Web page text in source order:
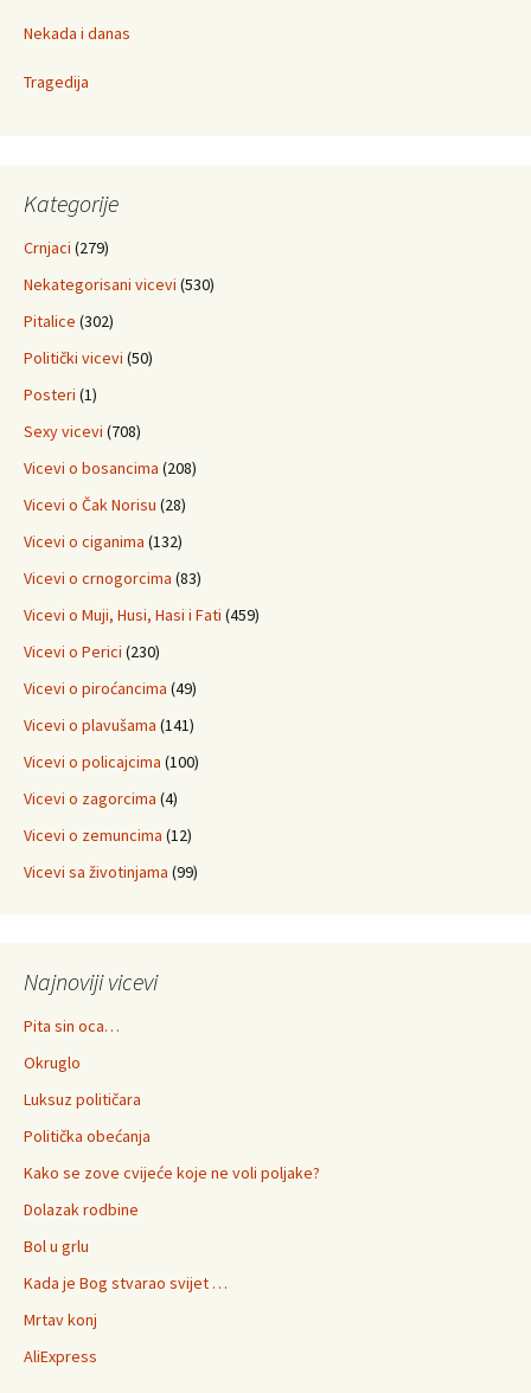
Nekada i danas
Tragedija
Kategorije
Crnjaci (279)
Nekategorisani vicevi (530)
Pitalice (302)
Politički vicevi (50)
Posteri (1)
Sexy vicevi (708)
Vicevi o bosancima (208)
Vicevi o Čak Norisu (28)
Vicevi o ciganima (132)
Vicevi o crnogorcima (83)
Vicevi o Muji, Husi, Hasi i Fati (459)
Vicevi o Perici (230)
Vicevi o piroćancima (49)
Vicevi o plavušama (141)
Vicevi o policajcima (100)
Vicevi o zagorcima (4)
Vicevi o zemuncima (12)
Vicevi sa životinjama (99)
Najnoviji vicevi
Pita sin oca…
Okruglo
Luksuz političara
Politička obećanja
Kako se zove cvijeće koje ne voli poljake?
Dolazak rodbine
Bol u grlu
Kada je Bog stvarao svijet …
Mrtav konj
AliExpress